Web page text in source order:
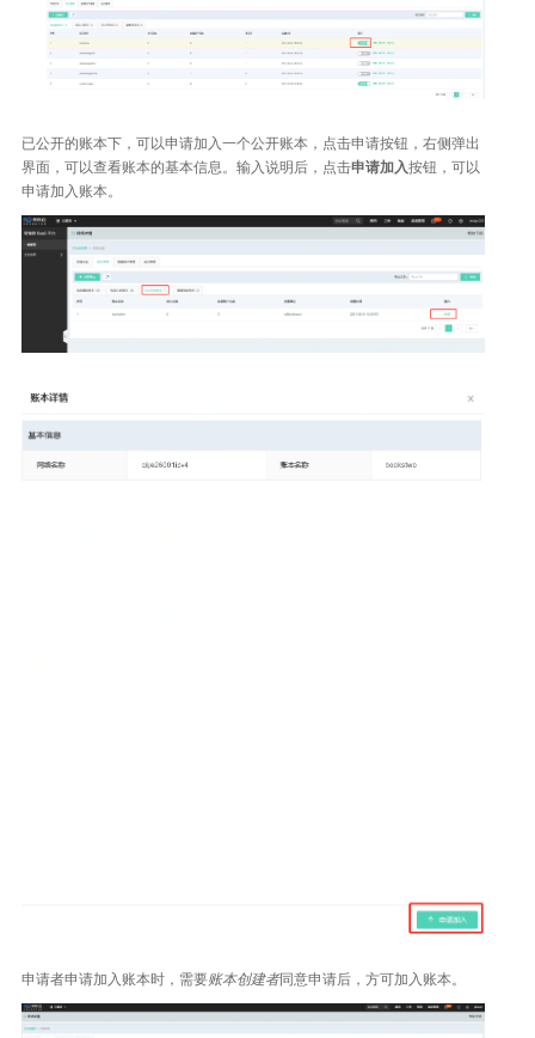
已公开的账本下，可以申请加入一个公开账本，点击申请按钮，右侧弹出
界面，可以查看账本的基本信息。输入说明后，点击申请加入按钮，可以
申请加入账本。
申请者申请加入账本时，需要账本创建者同意申请后，方可加入账本。